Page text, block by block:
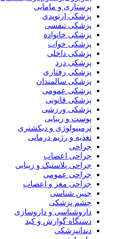
پرستاری و مامایی
پزشکی ارتوپدی
پزشکی تنفسی
پزشکی خانواده
پزشکی خواب
پزشکی داخلی
پزشکی درد
پزشکی رفتاری
پزشکی سالمندان
پزشکی عمومی
پزشکی قانونی
پزشکی ورزشی
پوست و زیبایی
ترمینولوژی و دیکشنری
تغذیه و رژیم درمانی
جراحی
جراحی اعصاب
جراحی پلاستیک و زیبایی
جراحی عمومی
جراحی مغز و اعصاب
جنین شناسی
چشم پزشکی
داروشناسی و داروسازی
دستگاه گوارش و کبد
دندانپزشکی